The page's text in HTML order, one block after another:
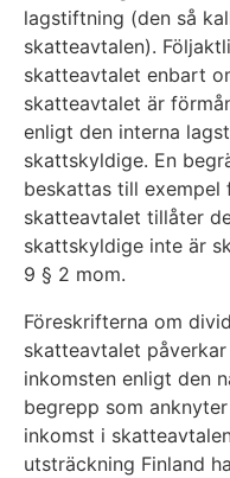
lagstiftning (den så
skatteavtalen).
skatteavtalet enbart
skatteavtalet är
enligt den interna
skattskyldige. En
beskattas till exempel
skatteavtalet tillåter
skattskyldige inte är
9 § 2 mom.
Föreskrifterna om
skatteavtalet
inkomsten enligt den
begrepp som
inkomst i
utsträckning Finland